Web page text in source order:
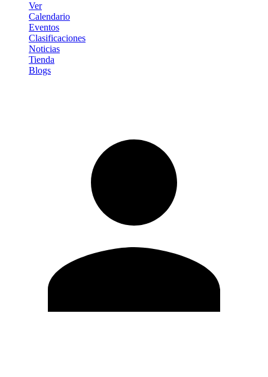
Ver
Calendario
Eventos
Clasificaciones
Noticias
Tienda
Blogs